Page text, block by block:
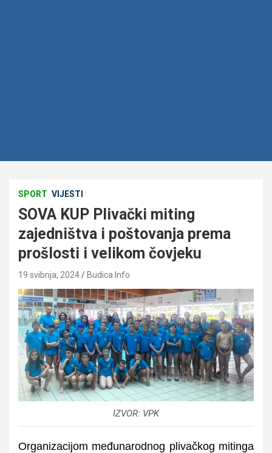
SPORT VIJESTI
SOVA KUP Plivački miting
zajedništva i poštovanja prema
prošlosti i velikom čovjeku
19 svibnja, 2024 Budica Info
IZVOR: VPK
Organizacijom međunarodnog plivačkog mitinga